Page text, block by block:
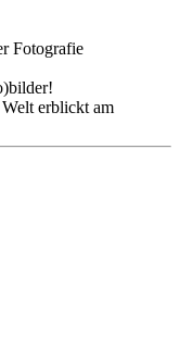
Fotografie
erblickt am